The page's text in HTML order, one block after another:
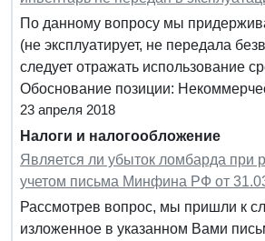
По данному вопросу мы
(не эксплуатирует, не передала
следует отражать использование
Обоснование позиции:
23 апреля 2018
Налоги и налогообложение
Является ли убыток ломбарда при
учетом письма Минфина РФ от
Рассмотрев вопрос, мы пришли к
изложенное в указанном Вами